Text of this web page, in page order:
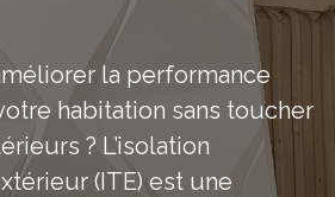
la performance
habitation sans toucher
? L’isolation
(ITE) est une